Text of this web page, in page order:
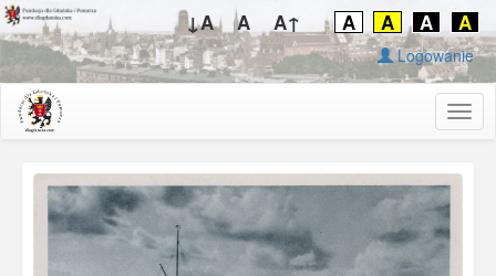
↓A A A↑ A A A A
Logowanie